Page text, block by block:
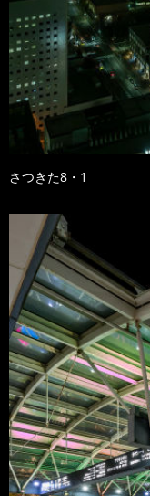
さつきた8・1